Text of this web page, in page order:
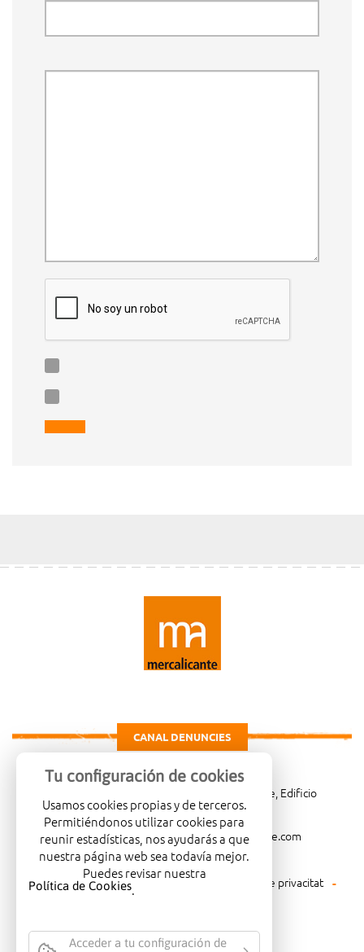
CANAL DENUNCIES
Carretera de Madrid Km. 4, 03007 Alicante, Edificio
Administrativo, planta 3ª
966081001
merca@mercalicante.com
Avís legal Política de cookies
Política de privacitat
Política mediambiental
Tu configuración de cookies
Usamos cookies propias y de terceros.
Permitiéndonos utilizar cookies para
reunir estadísticas, nos ayudarás a que
nuestra página web sea todavía mejor.
Puedes revisar nuestra
Política de Cookies.
Acceder a tu configuración de